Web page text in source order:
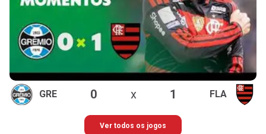
GRE 0 x 1 FLA
Ver todos os jogos